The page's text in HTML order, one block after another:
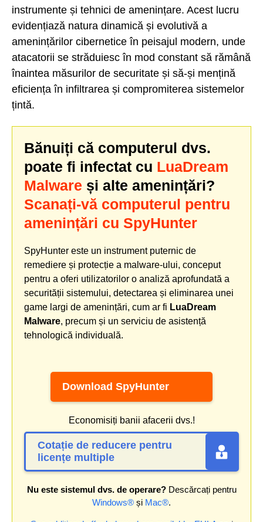
instrumente și tehnici de amenințare. Acest lucru
evidențiază natura dinamică și evolutivă a
amenințărilor cibernetice în peisajul modern, unde
atacatorii se străduiesc în mod constant să rămână
înaintea măsurilor de securitate și să-și mențină
eficiența în infiltrarea și compromiterea sistemelor
țintă.
Bănuiți că computerul dvs.
poate fi infectat cu LuaDream
Malware și alte amenințări?
Scanați-vă computerul pentru
amenințări cu SpyHunter
SpyHunter este un instrument puternic de
remediere și protecție a malware-ului, conceput
pentru a oferi utilizatorilor o analiză aprofundată a
securității sistemului, detectarea și eliminarea unei
game largi de amenințări, cum ar fi LuaDream
Malware, precum și un serviciu de asistență
tehnologică individuală.
Download SpyHunter
Economisiți banii afacerii dvs.!
Cotație de reducere pentru
licențe multiple
Nu este sistemul dvs. de operare?Descărcați pentru
Windows® și Mac®.